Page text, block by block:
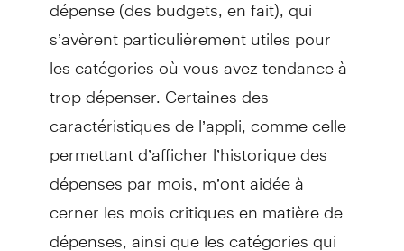
s’avèrent particulièrement utiles pour
les catégories où vous avez tendance à
trop dépenser. Certaines des
caractéristiques de l’appli, comme celle
permettant d’afficher l’historique des
dépenses par mois, m’ont aidée à
cerner les mois critiques en matière de
dépenses, ainsi que les catégories qui